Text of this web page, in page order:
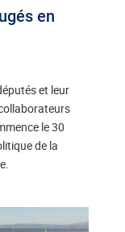
en
et leur
le 30
de la